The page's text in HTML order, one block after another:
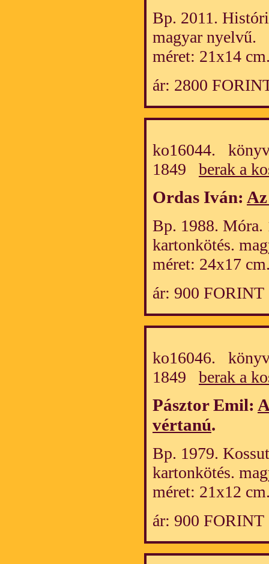
Bp. 2011.
magyar nyelvű.
méret: 21x14
ár: 2800
ko16044.
1849 berak a
Ordas Iván:
Bp. 1988.
kartonkötés.
méret: 24x17
ár: 900 FORINT
ko16046.
1849 berak a
Pásztor Emil:
vértanú.
Bp. 1979.
kartonkötés.
méret: 21x12
ár: 900 FORINT